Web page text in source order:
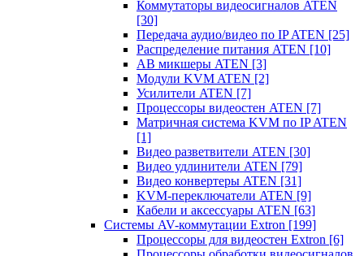
Коммутаторы видеосигналов ATEN
[30]
Передача аудио/видео по IP ATEN [25]
Распределение питания ATEN [10]
АВ микшеры ATEN [3]
Модули KVM ATEN [2]
Усилители ATEN [7]
Процессоры видеостен ATEN [7]
Матричная система KVM по IP ATEN
[1]
Видео разветвители ATEN [30]
Видео удлинители ATEN [79]
Видео конвертеры ATEN [31]
KVM-переключатели ATEN [9]
Кабели и аксессуары ATEN [63]
Системы AV-коммутации Extron [199]
Процессоры для видеостен Extron [6]